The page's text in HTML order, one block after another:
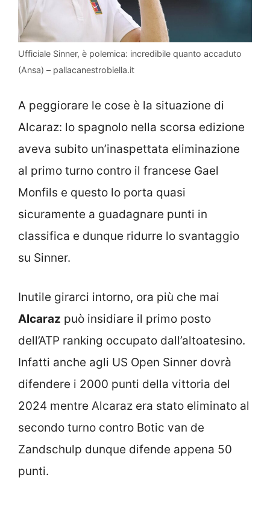
Ufficiale Sinner, è polemica: incredibile quanto accaduto
(Ansa) – pallacanestrobiella.it
A peggiorare le cose è la situazione di
Alcaraz: lo spagnolo nella scorsa edizione
aveva subito un’inaspettata eliminazione
al primo turno contro il francese Gael
Monfils e questo lo porta quasi
sicuramente a guadagnare punti in
classifica e dunque ridurre lo svantaggio
su Sinner.
Inutile girarci intorno, ora più che mai
Alcaraz può insidiare il primo posto
dell’ATP ranking occupato dall’altoatesino.
Infatti anche agli US Open Sinner dovrà
difendere i 2000 punti della vittoria del
2024 mentre Alcaraz era stato eliminato al
secondo turno contro Botic van de
Zandschulp dunque difende appena 50
punti.